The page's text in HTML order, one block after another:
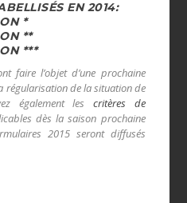
EN 2014:
*
**
***
faire l’objet d’une prochaine
régularisation de la situation de
également les critères de
dès la saison prochaine
2015 seront diffusés